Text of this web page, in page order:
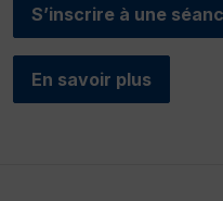
S’inscrire à une
En savoir plus